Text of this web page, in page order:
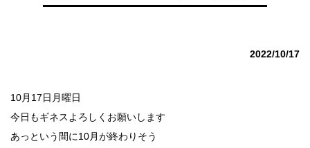
2022/10/17
10月17日月曜日
今日もギネスよろしくお願いします
あっという間に10月が終わりそう